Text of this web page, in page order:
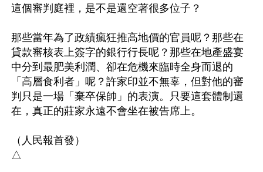
這個審判庭裡，是不是還空著很多位子？
那些當年為了政績瘋狂推高地價的官員呢？那些在
貸款審核表上簽字的銀行行長呢？那些在地產盛宴
中分到最肥美利潤、卻在危機來臨時全身而退的
「高層食利者」呢？許家印並不無辜，但對他的審
判只是一場「棄卒保帥」的表演。只要這套體制還
在，真正的莊家永遠不會坐在被告席上。
（人民報首發）